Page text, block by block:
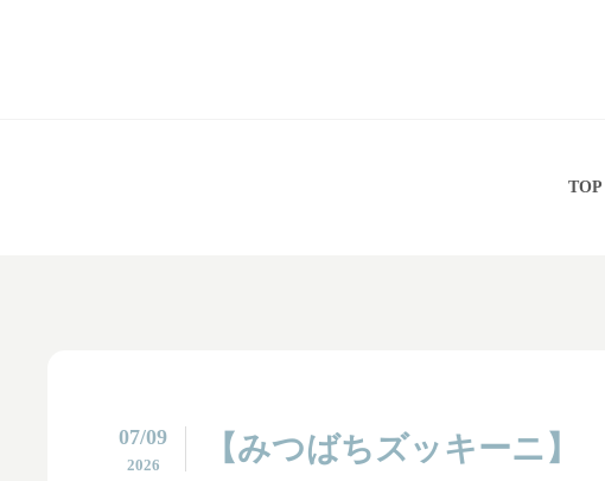
TOP
07/09
2026 【みつばちズッキーニ】